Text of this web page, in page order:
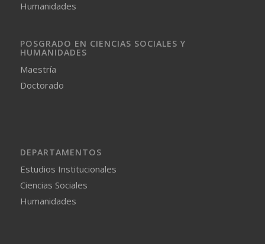
Humanidades
POSGRADO EN CIENCIAS SOCIALES Y
HUMANIDADES
Maestría
Doctorado
DEPARTAMENTOS
Estudios Institucionales
Ciencias Sociales
Humanidades